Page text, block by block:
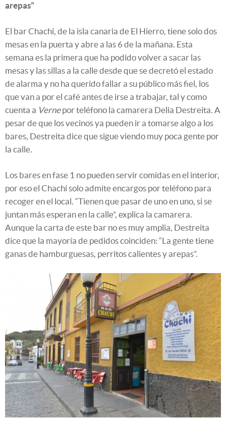
arepas”
El bar Chachi, de la isla canaria de El Hierro, tiene solo dos
mesas en la puerta y abre a las 6 de la mañana. Esta
semana es la primera que ha podido volver a sacar las
mesas y las sillas a la calle desde que se decretó el estado
de alarma y no ha querido fallar a su público más fiel, los
que van a por el café antes de irse a trabajar, tal y como
cuenta a Vernepor teléfono la camarera Delia Destreita. A
pesar de que los vecinos ya pueden ir a tomarse algo a los
bares, Destreita dice que sigue viendo muy poca gente por
la calle.
Los bares en fase 1 no pueden servir comidas en el interior,
por eso el Chachi solo admite encargos por teléfono para
recoger en el local. “Tienen que pasar de uno en uno, si se
juntan más esperan en la calle”, explica la camarera.
Aunque la carta de este bar no es muy amplia, Destreita
dice que la mayoría de pedidos coinciden: “La gente tiene
ganas de hamburguesas, perritos calientes y arepas”.